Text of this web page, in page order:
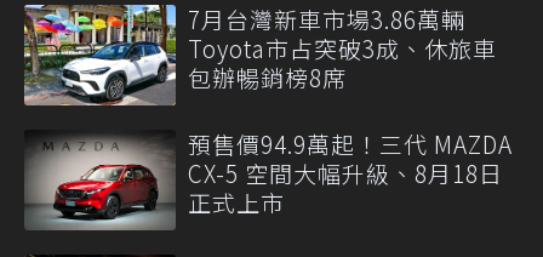
7月台灣新車市場3.86萬輛
Toyota市占突破3成、休旅車
包辦暢銷榜8席
預售價94.9萬起！三代 MAZDA
CX-5 空間大幅升級、8月18日
正式上市